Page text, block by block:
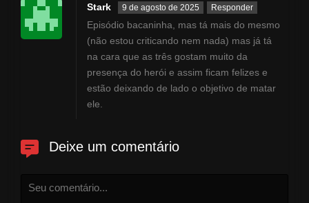
mal só de estar na presença de
mulheres e sobre as três
mulheres que querem matá-lo
por motivos distintos!!
Stark 9 de agosto de 2025 Responder
Episódio bacaninha, mas tá mais do mesmo
(não estou criticando nem nada) mas já tá
na cara que as três gostam muito da
presença do herói e assim ficam felizes e
estão deixando de lado o objetivo de matar
ele.
Deixe um comentário